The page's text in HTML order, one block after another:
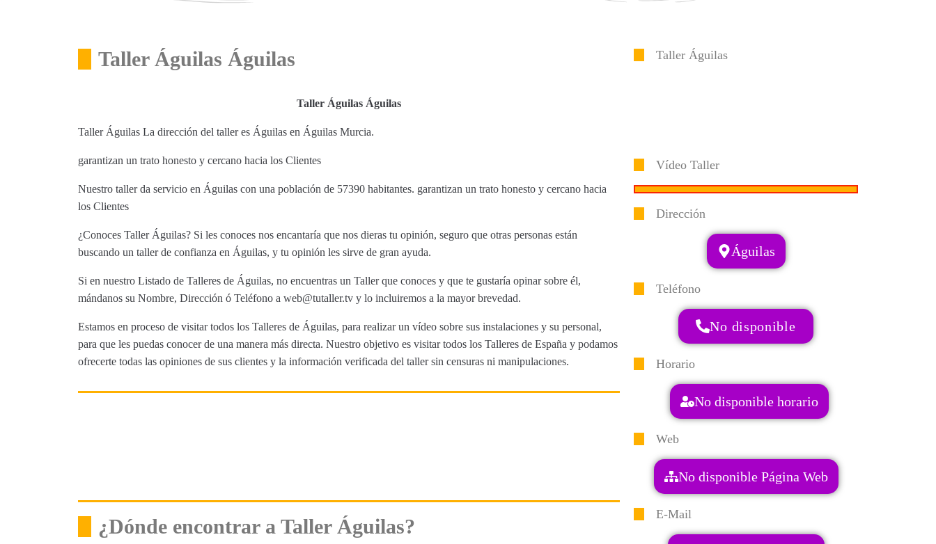
Taller Águilas Águilas
Taller Águilas Águilas
Taller Águilas La dirección del taller es Águilas en Águilas Murcia.
garantizan un trato honesto y cercano hacia los Clientes
Nuestro taller da servicio en Águilas con una población de 57390 habitantes. garantizan un trato honesto y cercano hacia
los Clientes
¿Conoces Taller Águilas? Si les conoces nos encantaría que nos dieras tu opinión, seguro que otras personas están
buscando un taller de confianza en Águilas, y tu opinión les sirve de gran ayuda.
Si en nuestro Listado de Talleres de Águilas, no encuentras un Taller que conoces y que te gustaría opinar sobre él,
mándanos su Nombre, Dirección ó Teléfono a web@tutaller.tv y lo incluiremos a la mayor brevedad.
Estamos en proceso de visitar todos los Talleres de Águilas, para realizar un vídeo sobre sus instalaciones y su personal,
para que les puedas conocer de una manera más directa. Nuestro objetivo es visitar todos los Talleres de España y podamos
ofrecerte todas las opiniones de sus clientes y la información verificada del taller sin censuras ni manipulaciones.
¿Dónde encontrar a Taller Águilas?
Taller Águilas
Vídeo Taller
Dirección
Águilas
Teléfono
No disponible
Horario
No disponible horario
Web
No disponible Página Web
E-Mail